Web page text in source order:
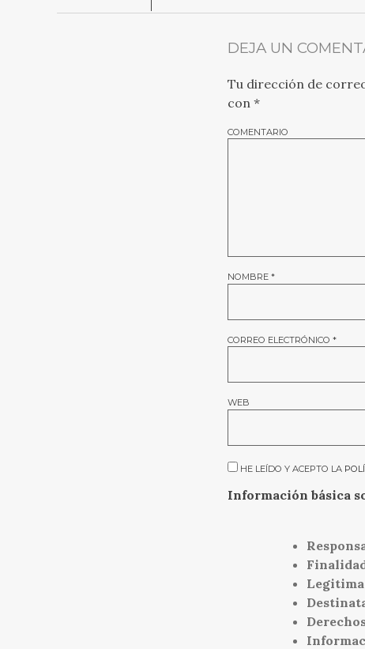
DEJA UN
Tu dirección de
con *
COMENTARIO
NOMBRE *
CORREO ELECTRÓNICO *
WEB
HE LEÍDO Y ACEPTO LA
Información básica